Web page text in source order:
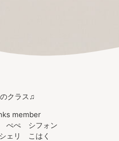
クラス♫
member
ぺぺ シフォン
ェリ こはく